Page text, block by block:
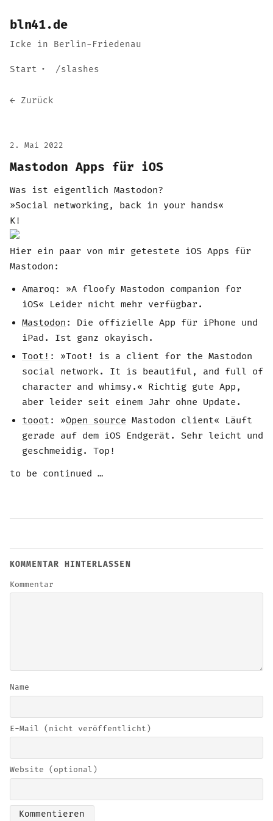
bln41.de
Icke in Berlin-Friedenau
Start /slashes
← Zurück
2. Mai 2022
Mastodon Apps für iOS
Was ist eigentlich Mastodon?
»Social networking, back in your hands«
K!
Hier ein paar von mir getestete iOS Apps für
Mastodon:
Amaroq : »A floofy Mastodon companion for
iOS« Leider nicht mehr verfügbar.
Mastodon : Die offizielle App für iPhone und
iPad. Ist ganz okayisch.
Toot! : »Toot! is a client for the Mastodon
social network. It is beautiful, and full of
character and whimsy.« Richtig gute App,
aber leider seit einem Jahr ohne Update.
tooot : »Open source Mastodon client« Läuft
gerade auf dem iOS Endgerät. Sehr leicht und
geschmeidig. Top!
to be continued …
KOMMENTAR HINTERLASSEN
Kommentar
Name
E-Mail (nicht veröffentlicht)
Website (optional)